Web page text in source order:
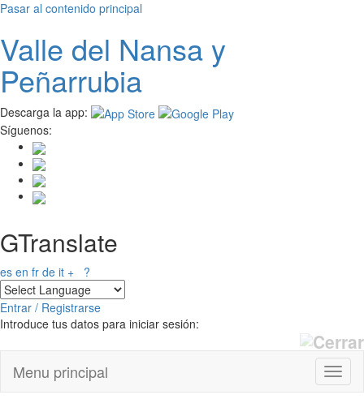
Pasar al contenido principal
Valle del Nansay
Peñarrubia
Descarga la app:
Síguenos:
GTranslate
es en fr de it + ?
Entrar / Registrarse
Introduce tus datos para iniciar sesión:
Menu principal